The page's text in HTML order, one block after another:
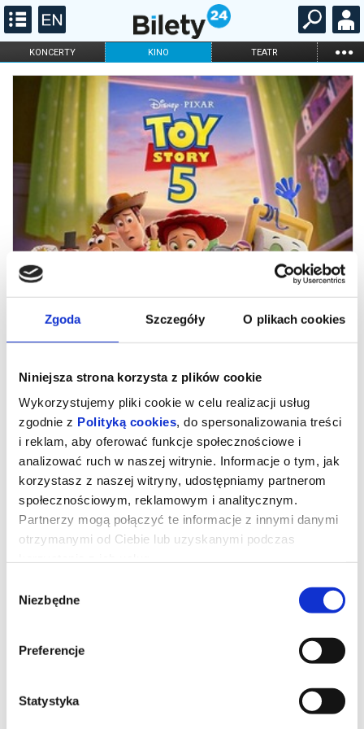
Zgoda Szczegóły O plikach cookies
Niniejsza strona korzysta z plików cookie
Wykorzystujemy pliki cookie w celu realizacji usług
zgodnie z Polityką cookies, do spersonalizowania treści
i reklam, aby oferować funkcje społecznościowe i
analizować ruch w naszej witrynie. Informacje o tym, jak
korzystasz z naszej witryny, udostępniamy partnerom
społecznościowym, reklamowym i analitycznym.
Partnerzy mogą połączyć te informacje z innymi danymi
otrzymanymi od Ciebie lub uzyskanymi podczas
zgody
Niezbędne
Preferencje
Statystyka
KONCERTY KINO TEATR ...
FILHARMONIA OPERA I BALET
STAND-UP
DLA DZIECI
ONLINE KARNETY
Kowboj Chudy wraz z przyjaciółmi mierzy się z nową technologią
popularną wśród dzieci. (filmweb.pl)